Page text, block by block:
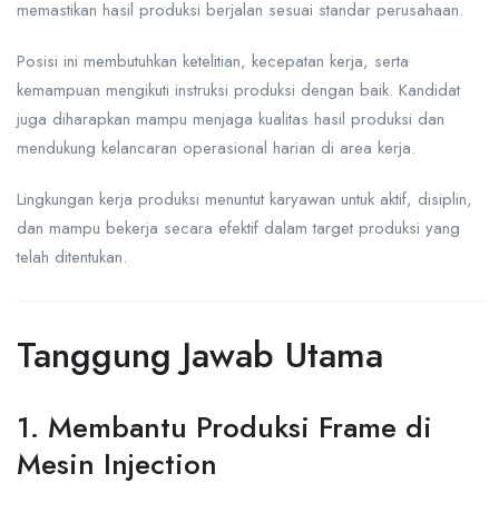
memastikan hasil produksi berjalan sesuai standar perusahaan.
Posisi ini membutuhkan ketelitian, kecepatan kerja, serta
kemampuan mengikuti instruksi produksi dengan baik. Kandidat
juga diharapkan mampu menjaga kualitas hasil produksi dan
mendukung kelancaran operasional harian di area kerja.
Lingkungan kerja produksi menuntut karyawan untuk aktif, disiplin,
dan mampu bekerja secara efektif dalam target produksi yang
telah ditentukan.
Tanggung Jawab Utama
1. Membantu Produksi Frame di
Mesin Injection